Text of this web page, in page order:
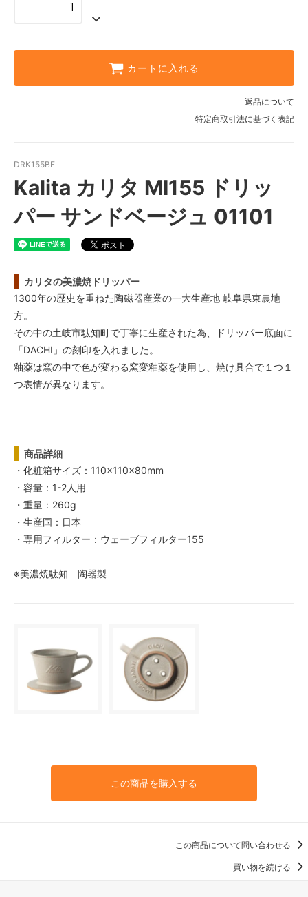
カートに入れる
返品について
特定商取引法に基づく表記
DRK155BE
Kalita カリタ MI155 ドリッ
パー サンドベージュ 01101
カリタの美濃焼ドリッパー
1300年の歴史を重ねた陶磁器産業の一大生産地 岐阜県東農地
方。
その中の土岐市駄知町で丁寧に生産された為、ドリッパー底面に
「DACHI」の刻印を入れました。
釉薬は窯の中で色が変わる窯変釉薬を使用し、焼け具合で１つ１
つ表情が異なります。
商品詳細
・化粧箱サイズ：110×110×80mm
・容量：1-2人用
・重量：260g
・生産国：日本
・専用フィルター：ウェーブフィルター155
※美濃焼駄知 陶器製
この商品を購入する
この商品について問い合わせる
買い物を続ける